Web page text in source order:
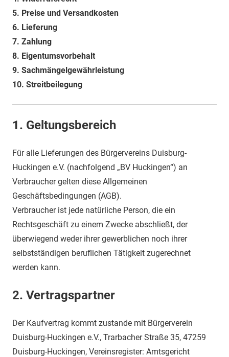
5. Preise und Versandkosten
6. Lieferung
7. Zahlung
8. Eigentumsvorbehalt
9. Sachmängelgewährleistung
10. Streitbeilegung
1. Geltungsbereich
Für alle Lieferungen des Bürgervereins Duisburg-
Huckingen e.V. (nachfolgend „BV Huckingen“) an
Verbraucher gelten diese Allgemeinen
Geschäftsbedingungen (AGB).
Verbraucher ist jede natürliche Person, die ein
Rechtsgeschäft zu einem Zwecke abschließt, der
überwiegend weder ihrer gewerblichen noch ihrer
selbstständigen beruflichen Tätigkeit zugerechnet
werden kann.
2. Vertragspartner
Der Kaufvertrag kommt zustande mit Bürgerverein
Duisburg-Huckingen e.V., Trarbacher Straße 35, 47259
Duisburg-Huckingen, Vereinsregister: Amtsgericht